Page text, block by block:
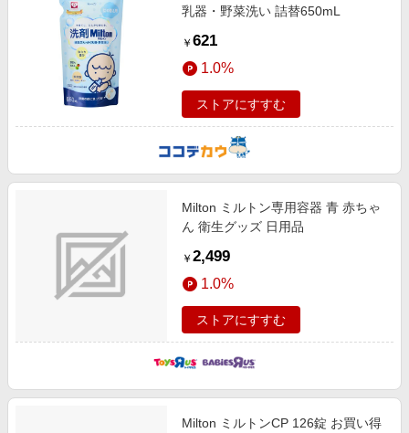
乳器・野菜洗い 詰替650mL
￥ 621
1.0%
ストアにすすむ
Milton ミルトン専用容器 青 赤ちゃ
ん 衛生グッズ 日用品
￥ 2,499
1.0%
ストアにすすむ
Milton ミルトンCP 126錠 お買い得